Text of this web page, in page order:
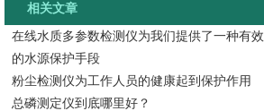
相关文章
在线水质多参数检测仪为我们提供了一种有效
的水源保护手段
粉尘检测仪为工作人员的健康起到保护作用
总磷测定仪到底哪里好？